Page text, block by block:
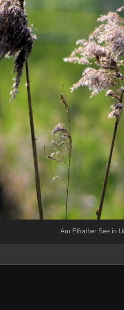
Am Elfrather See in